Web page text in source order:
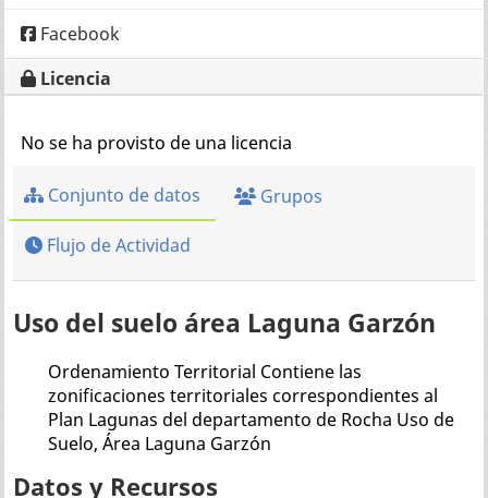
Facebook
Licencia
No se ha provisto de una licencia
Conjunto de datos Grupos
Flujo de Actividad
Uso del suelo área Laguna Garzón
Ordenamiento Territorial Contiene las
zonificaciones territoriales correspondientes al
Plan Lagunas del departamento de Rocha Uso de
Suelo, Área Laguna Garzón
Datos y Recursos